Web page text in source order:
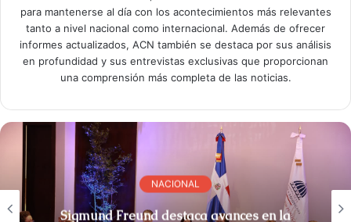
para mantenerse al día con los acontecimientos más relevantes
tanto a nivel nacional como internacional. Además de ofrecer
informes actualizados, ACN también se destaca por sus análisis
en profundidad y sus entrevistas exclusivas que proporcionan
una comprensión más completa de las noticias.
NACIONAL
Sigmund Freund destaca avances en la